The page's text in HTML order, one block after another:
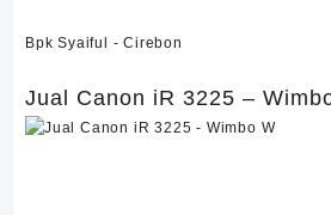
Bpk Syaiful - Cirebon
Jual Canon iR 3225 –